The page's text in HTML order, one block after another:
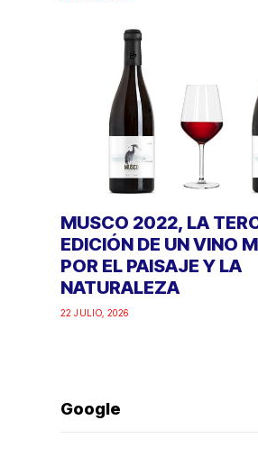
MUSCO 2022, LA
EDICIÓN DE UN VINO
POR EL PAISAJE Y LA
NATURALEZA
22 JULIO, 2026
Google